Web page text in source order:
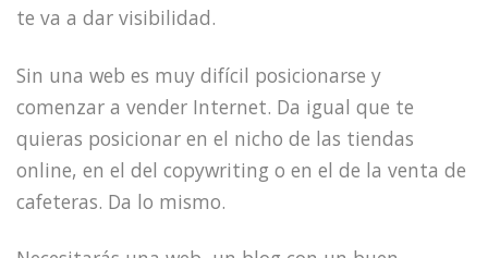
te va a dar visibilidad.
Sin una web es muy difícil posicionarse y
comenzar a vender Internet. Da igual que te
quieras posicionar en el nicho de las tiendas
online, en el del copywriting o en el de la venta de
cafeteras. Da lo mismo.